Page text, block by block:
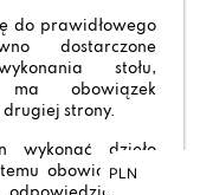
do prawidłowego
dostarczone
stołu,
obowiązek
drugiej strony.
wykonać dzieło
obowiązkowi,
PLN